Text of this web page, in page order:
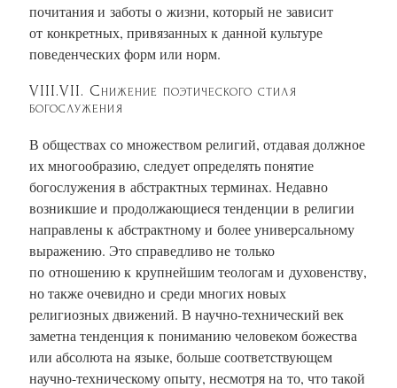
почитания и заботы о жизни, который не зависит
от конкретных, привязанных к данной культуре
поведенческих форм или норм.
VIII.VII. Снижение поэтического стиля
богослужения
В обществах со множеством религий, отдавая должное
их многообразию, следует определять понятие
богослужения в абстрактных терминах. Недавно
возникшие и продолжающиеся тенденции в религии
направлены к абстрактному и более универсальному
выражению. Это справедливо не только
по отношению к крупнейшим теологам и духовенству,
но также очевидно и среди многих новых
религиозных движений. В научно-технический век
заметна тенденция к пониманию человеком божества
или абсолюта на языке, больше соответствующeм
научно-техническому опыту, несмотря на то, что такой